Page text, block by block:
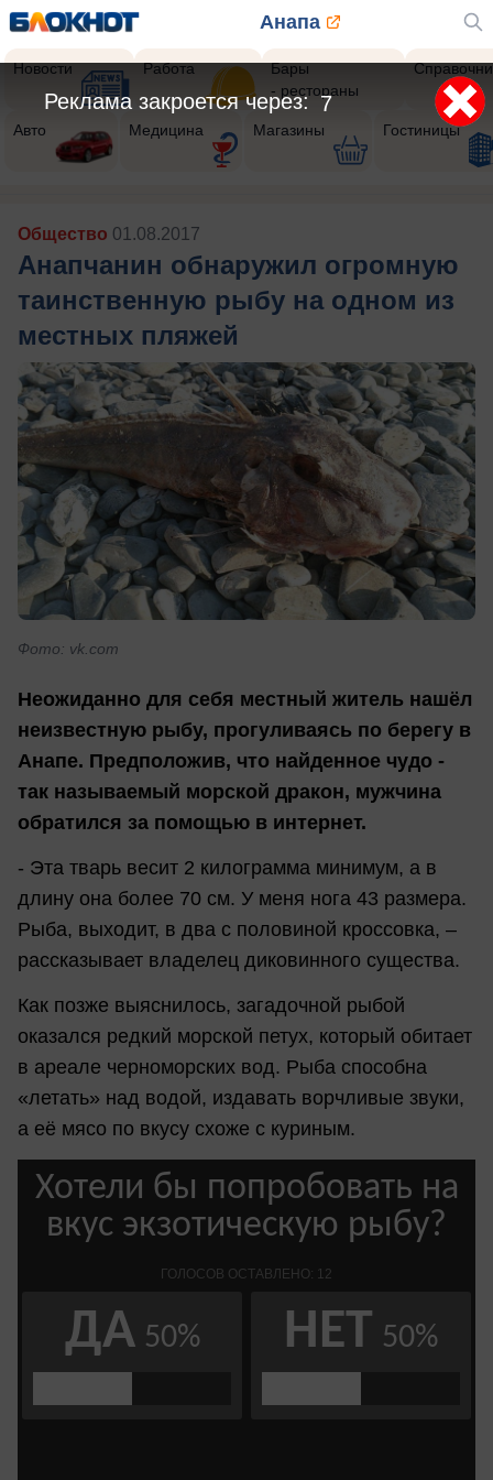
Анапа
Новости Работа
Бары
- рестораны
Авто Медицина Магазины Гостиницы
Общество 01.08.2017
Анапчанин обнаружил огромную
таинственную рыбу на одном из
местных пляжей
Фото: vk.com
Неожиданно для себя местный житель нашёл
неизвестную рыбу, прогуливаясь по берегу в
Анапе. Предположив, что найденное чудо -
так называемый морской дракон, мужчина
обратился за помощью в интернет.
- Эта тварь весит 2 килограмма минимум, а в
длину она более 70 см. У меня нога 43 размера.
Рыба, выходит, в два с половиной кроссовка, –
рассказывает владелец диковинного существа.
Как позже выяснилось, загадочной рыбой
оказался редкий морской петух, который обитает
в ареале черноморских вод. Рыба способна
«летать» над водой, издавать ворчливые звуки,
а её мясо по вкусу схоже с куриным.
6
Реклама закроется через: